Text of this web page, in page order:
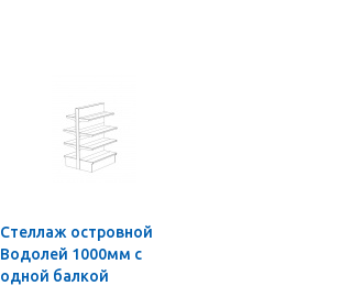
Стеллаж островной
Водолей 1000мм с
одной балкой